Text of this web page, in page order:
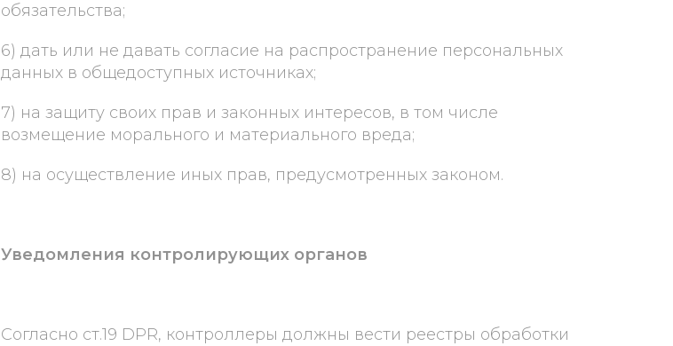
обязательства;
6) дать или не давать согласие на распространение персональных
данных в общедоступных источниках;
7) на защиту своих прав и законных интересов, в том числе
возмещение морального и материального вреда;
8) на осуществление иных прав, предусмотренных законом.
Уведомления контролирующих органов
Согласно ст.19 DPR, контроллеры должны вести реестры обработки